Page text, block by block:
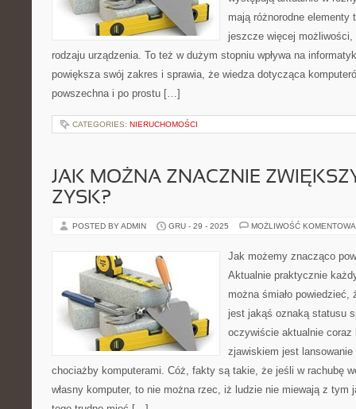
mają różnorodne
jeszcze więcej
rodzaju urządzenia. To też w dużym stopniu wpływa na
powiększa swój zakres i sprawia, że wiedza dotycząca
powszechna i po prostu […]
CATEGORIES: NIERUCHOMOŚCI
JAK MOŻNA ZNACZNIE
ZYSK?
POSTED BY ADMIN GRU - 29 - 2025 MOŻLIWOŚĆ
Jak możemy znacząco
Aktualnie praktycznie
można śmiało
jest jakąś oznaką statusu
oczywiście aktualnie coraz
zjawiskiem jest
chociażby komputerami. Cóż, fakty są takie, że jeśli w rachubę
własny komputer, to nie można rzec, iż ludzie nie miewają z tym